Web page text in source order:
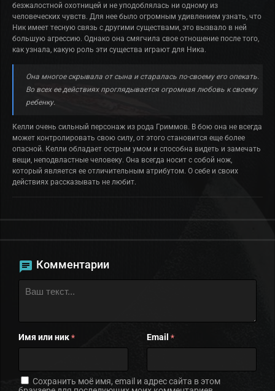
безжалостной охотницей и не уподоблялась ни одному из
человеческих чувств. Для нее было огромным удивлением узнать, что
Ник имеет тесную связь с другими существами, это вызвало в ней
большую агрессию. Однако она смягчила свое отношение после того,
как узнала, какую роль эти существа играют для Ника.
Она многое скрывала от сына и старалась по-своему его опекать.
Во всех ее действиях проглядывается огромная любовь к своему
ребенку.
Келли очень сильный персонаж из рода Гриммов. В бою она не всегда
может контролировать свою силу, от этого становится еще более
опасной. Келли обладает острым умом и способна видеть и замечать
вещи, неподвластные человеку. Она всегда носит с собой нож,
который является ее отличительным атрибутом. О себе и своих
действиях рассказывать не любит.
Комментарии
Имя или ник * Email *
Сохранить моё имя, email и адрес сайта в этом